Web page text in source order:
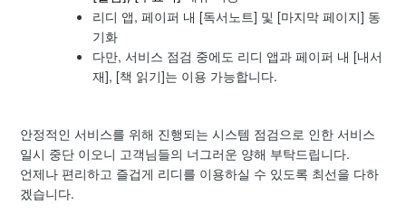
리디 앱, 페이퍼 내 [독서노트] 및 [마지막 페이지] 동
기화
다만, 서비스 점검 중에도 리디 앱과 페이퍼 내 [내서
재], [책 읽기]는 이용 가능합니다.
안정적인 서비스를 위해 진행되는 시스템 점검으로 인한 서비스
일시 중단 이오니 고객님들의 너그러운 양해 부탁드립니다.
언제나 편리하고 즐겁게 리디를 이용하실 수 있도록 최선을 다하
겠습니다.